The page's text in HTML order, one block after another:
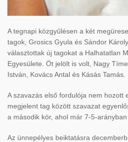
A tegnapi közgyűlésen a két
tagok, Grosics Gyula és Sándor
választottak új tagokat a Halhatatlan
Egyesülete. Öt jelölt is volt, Nagy
István, Kovács Antal és Kásás Tamás.
A szavazás első fordulója nem hozott
megjelent tag között szavazat
a második kör, ahol már 7-5-
Az ünnepélyes beiktatásra